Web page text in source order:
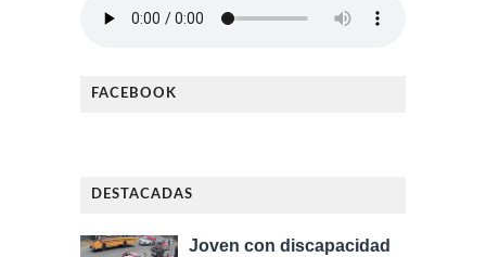
FACEBOOK
DESTACADAS
Joven con discapacidad